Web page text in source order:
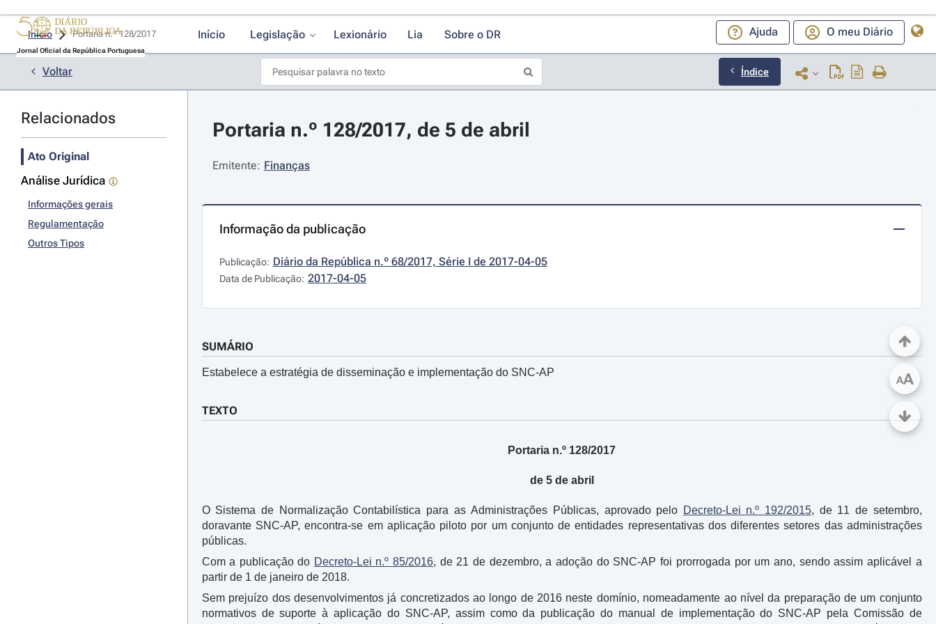
Jornal Oficial da República Portuguesa
Início Legislação Lexionário Lia Sobre o DR Ajuda O meu Diário
Início
Voltar Índice
Relacionados
Ato Original
Análise Jurídica
Informações gerais
Regulamentação
Outros Tipos
Portaria n.º 128/2017, de 5 de abril
Emitente: Finanças
Informação da publicação
Publicação: Diário da República n.º 68/2017, Série I de 2017-04-05
Data de Publicação: 2017-04-05
SUMÁRIO
Estabelece a estratégia de disseminação e implementação do SNC-AP
TEXTO
Portaria n.º 128/2017
de 5 de abril
O Sistema de Normalização Contabilística para as Administrações Públicas, aprovado pelo Decreto-Lei n.º 192/2015, de 11 de setembro,
doravante SNC-AP, encontra-se em aplicação piloto por um conjunto de entidades representativas dos diferentes setores das administrações
públicas.
Com a publicação do Decreto-Lei n.º 85/2016, de 21 de dezembro, a adoção do SNC-AP foi prorrogada por um ano, sendo assim aplicável a
partir de 1 de janeiro de 2018.
Sem prejuízo dos desenvolvimentos já concretizados ao longo de 2016 neste domínio, nomeadamente ao nível da preparação de um conjunto
normativos de suporte à aplicação do SNC-AP, assim como da publicação do manual de implementação do SNC-AP pela Comissão de
AA